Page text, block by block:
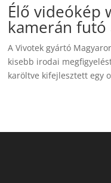
Élő videókép
kamerán futó
A Vivotek gyártó
kisebb irodai
karöltve kifejlesztett egy